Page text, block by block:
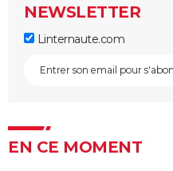
NEWSLETTER
Linternaute.com
EN CE MOMENT